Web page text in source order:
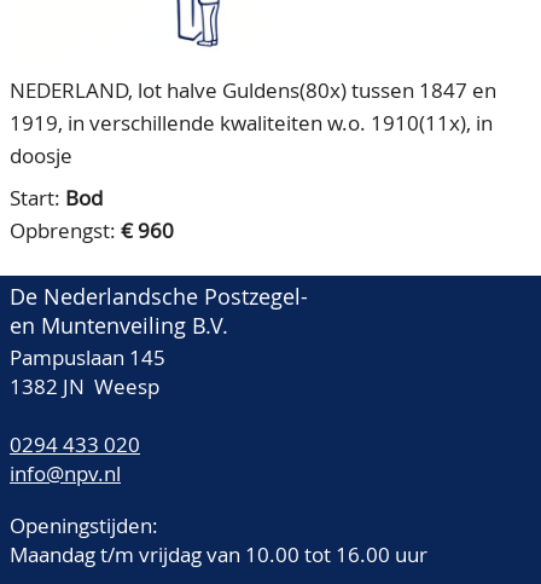
NEDERLAND, lot halve Guldens(80x) tussen 1847 en
1919, in verschillende kwaliteiten w.o. 1910(11x), in
doosje
Start: Bod
Opbrengst: € 960
De Nederlandsche Postzegel-
en Muntenveiling B.V.
Pampuslaan 145
1382 JN Weesp
0294 433 020
info@npv.nl
Openingstijden:
Maandag t/m vrijdag van 10.00 tot 16.00 uur